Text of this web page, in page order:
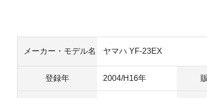
メーカー・モデル名 ヤマハ YF-23EX
登録年 2004/H16年